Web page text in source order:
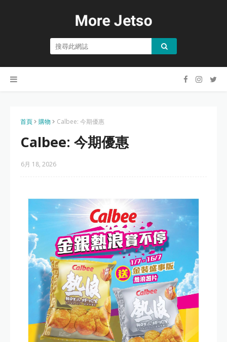
首頁 購物 Calbee: 今期優惠
Calbee: 今期優惠
6月 18, 2026